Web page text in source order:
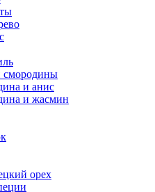
смородины
и анис
и жасмин
орех